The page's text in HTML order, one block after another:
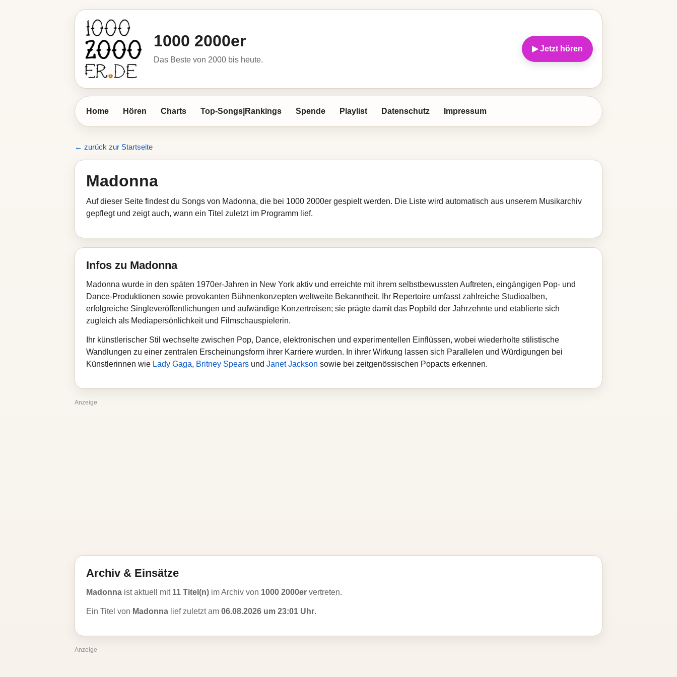
1000 2000er
Das Beste von 2000 bis heute.
▶ Jetzt hören
Home Hören Charts Top-Songs|Rankings Spende Playlist Datenschutz Impressum
← zurück zur Startseite
Madonna
Auf dieser Seite findest du Songs von Madonna, die bei 1000 2000er gespielt werden. Die Liste wird automatisch aus unserem Musikarchiv
gepflegt und zeigt auch, wann ein Titel zuletzt im Programm lief.
Infos zu Madonna
Madonna wurde in den späten 1970er-Jahren in New York aktiv und erreichte mit ihrem selbstbewussten Auftreten, eingängigen Pop- und
Dance-Produktionen sowie provokanten Bühnenkonzepten weltweite Bekanntheit. Ihr Repertoire umfasst zahlreiche Studioalben,
erfolgreiche Singleveröffentlichungen und aufwändige Konzertreisen; sie prägte damit das Popbild der Jahrzehnte und etablierte sich
zugleich als Mediapersönlichkeit und Filmschauspielerin.
Ihr künstlerischer Stil wechselte zwischen Pop, Dance, elektronischen und experimentellen Einflüssen, wobei wiederholte stilistische
Wandlungen zu einer zentralen Erscheinungsform ihrer Karriere wurden. In ihrer Wirkung lassen sich Parallelen und Würdigungen bei
Künstlerinnen wie Lady Gaga, Britney Spears und Janet Jackson sowie bei zeitgenössischen Popacts erkennen.
Anzeige
Archiv & Einsätze
Madonna ist aktuell mit 11 Titel(n) im Archiv von 1000 2000er vertreten.
Ein Titel von Madonna lief zuletzt am 06.08.2026 um 23:01 Uhr.
Anzeige